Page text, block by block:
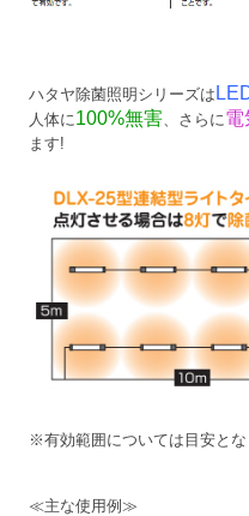
ハタヤ除菌照明シリーズは
人体に100%無害、さらに電
ます!
※有効範囲については目安とな
≪主な使用例≫